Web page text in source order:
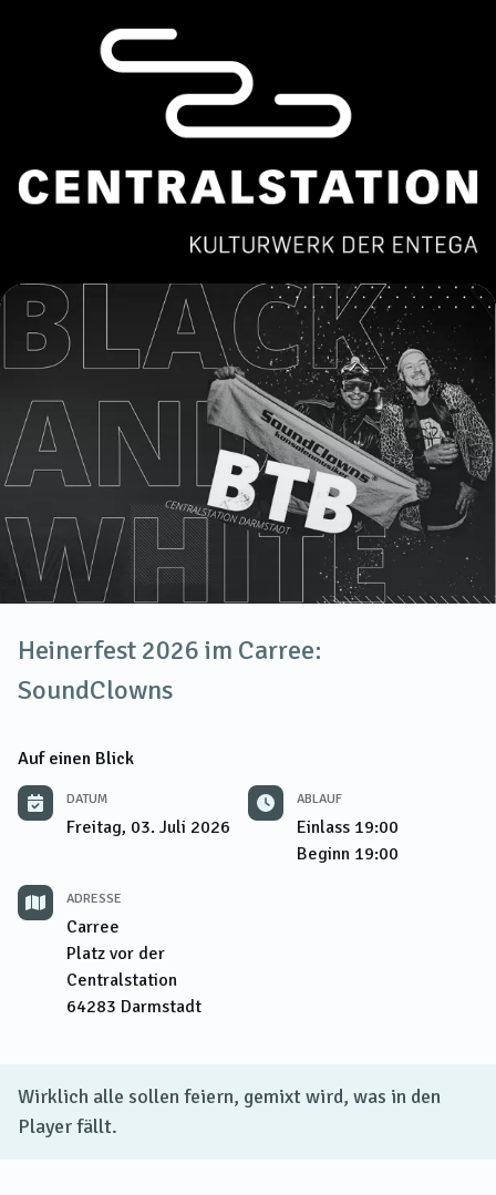
Heinerfest 2026 im Carree:
SoundClowns
Auf einen Blick
DATUM
Freitag, 03. Juli 2026
ABLAUF
Einlass 19:00
Beginn 19:00
ADRESSE
Carree
Platz vor der
Centralstation
64283 Darmstadt
Wirklich alle sollen feiern, gemixt wird, was in den
Player fällt.